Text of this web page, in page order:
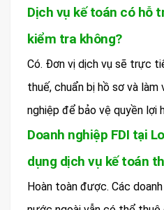
Dịch vụ kế toán có hỗ
kiểm tra không?
Có. Đơn vị dịch vụ sẽ trực
thuế, chuẩn bị hồ sơ và
nghiệp để bảo vệ quyền lợi
Doanh nghiệp FDI tại
dụng dịch vụ kế toán
Hoàn toàn được. Các